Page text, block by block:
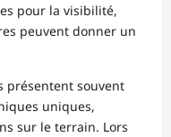
pour la visibilité,
peuvent donner un
présentent souvent
uniques,
sur le terrain. Lors